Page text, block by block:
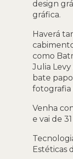
design
gráfica.
Haverá
como
Julia
bate
fotografia
Venha
e vai de
Estéticas